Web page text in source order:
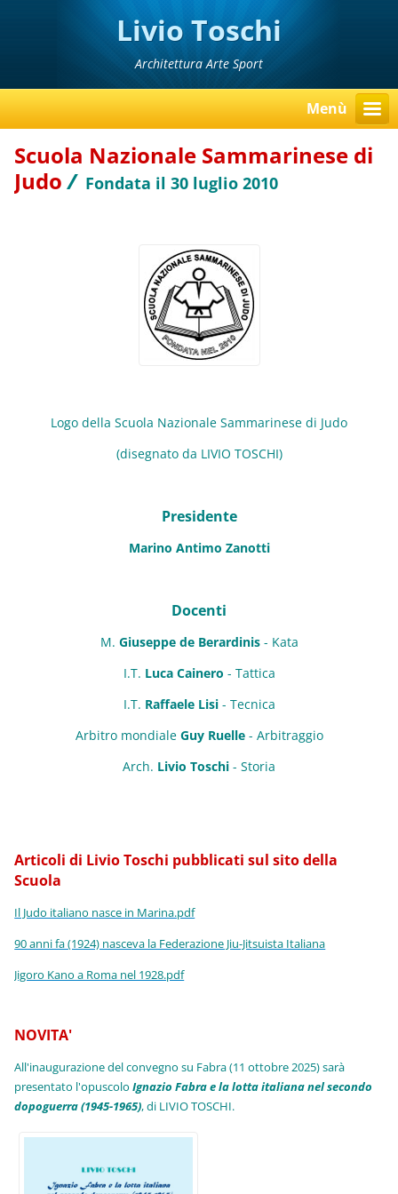
Livio Toschi
Architettura Arte Sport
Menù
Scuola Nazionale Sammarinese di
Judo/Fondata il 30 luglio 2010
Logo della Scuola Nazionale Sammarinese di Judo
(disegnato da LIVIO TOSCHI)
Presidente
Marino Antimo Zanotti
Docenti
M. Giuseppe de Berardinis - Kata
I.T. Luca Cainero - Tattica
I.T. Raffaele Lisi - Tecnica
Arbitro mondiale Guy Ruelle - Arbitraggio
Arch. Livio Toschi - Storia
Articoli di Livio Toschi pubblicati sul sito della
Scuola
Il Judo italiano nasce in Marina.pdf
90 anni fa (1924) nasceva la Federazione Jiu-Jitsuista Italiana
Jigoro Kano a Roma nel 1928.pdf
NOVITA'
All'inaugurazione del convegno su Fabra (11 ottobre 2025) sarà
presentato l'opuscoloIgnazio Fabra e la lotta italiana nel secondo
dopoguerra (1945-1965), di LIVIO TOSCHI.